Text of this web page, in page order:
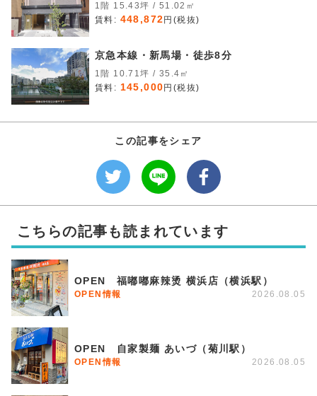
1階 15.43坪 / 51.02㎡
賃料: 448,872 円(税抜)
京急本線・新馬場・徒歩8分
1階 10.71坪 / 35.4㎡
賃料: 145,000 円(税抜)
この記事をシェア
こちらの記事も読まれています
OPEN 福嘟嘟麻辣烫 横浜店（横浜駅）
OPEN情報 2026.08.05
OPEN 自家製麺 あいづ（菊川駅）
OPEN情報 2026.08.05